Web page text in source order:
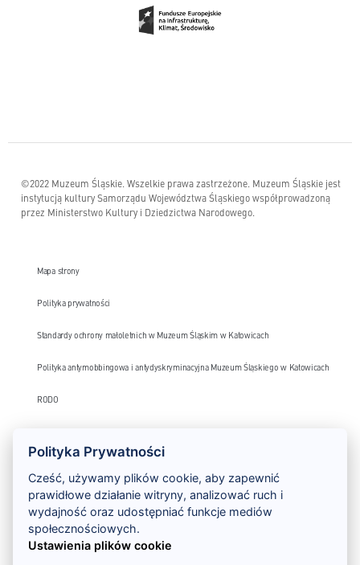
©2022 Muzeum Śląskie. Wszelkie prawa zastrzeżone. Muzeum Śląskie jest
instytucją kultury Samorządu Województwa Śląskiego współprowadzoną
przez Ministerstwo Kultury i Dziedzictwa Narodowego.
Mapa strony
Polityka prywatności
Standardy ochrony małoletnich w Muzeum Śląskim w Katowicach
Polityka antymobbingowa i antydyskryminacyjna Muzeum Śląskiego w Katowicach
RODO
Deklaracja dostępności
Szlak Zabytków Techniki
Polityka Prywatności
Cześć, używamy plików cookie, aby zapewnić
prawidłowe działanie witryny, analizować ruch i
wydajność oraz udostępniać funkcje mediów
społecznościowych.
Ustawienia plików cookie